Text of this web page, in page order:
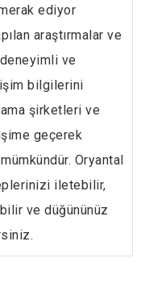
ediyor
araştırmalar ve
ve
bilgilerini
şirketleri ve
geçerek
Oryantal
iletebilir,
ve düğününüz